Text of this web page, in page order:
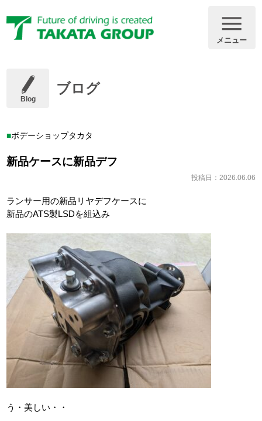
メニュー
Blog
ブログ
ボデーショップタカタ
新品ケースに新品デフ
投稿日：2026.06.06
ランサー用の新品リヤデフケースに
新品のATS製LSDを組込み
う・美しい・・